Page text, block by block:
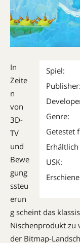
Spiel:
Publisher:
Genre:
Getestet
USK:
In
Zeite
n
von
3D-
TV
und
Bewe
gung
ssteu
erun
g scheint das
Nischenprodukt zu
der Bitmap-